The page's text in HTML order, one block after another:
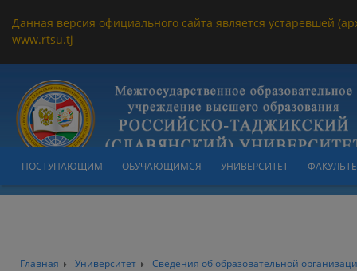
Данная версия официального сайта является устаревшей
www.rtsu.tj
ПОСТУПАЮЩИМ ОБУЧАЮЩИМСЯ УНИВЕРСИТЕТ
Главная Университет Сведения об образовательной